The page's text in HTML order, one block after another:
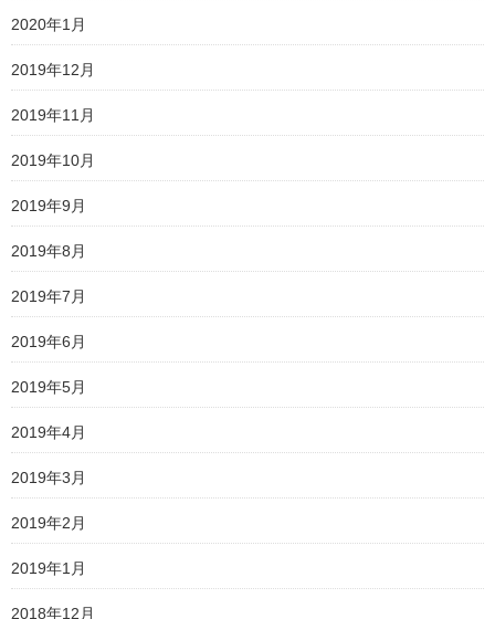
2020年1月
2019年12月
2019年11月
2019年10月
2019年9月
2019年8月
2019年7月
2019年6月
2019年5月
2019年4月
2019年3月
2019年2月
2019年1月
2018年12月